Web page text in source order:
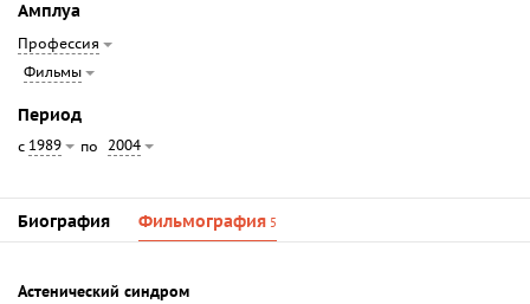
Амплуа
Профессия
Фильмы
Период
с 1989 по 2004
Биография Фильмография 5
Астенический синдром